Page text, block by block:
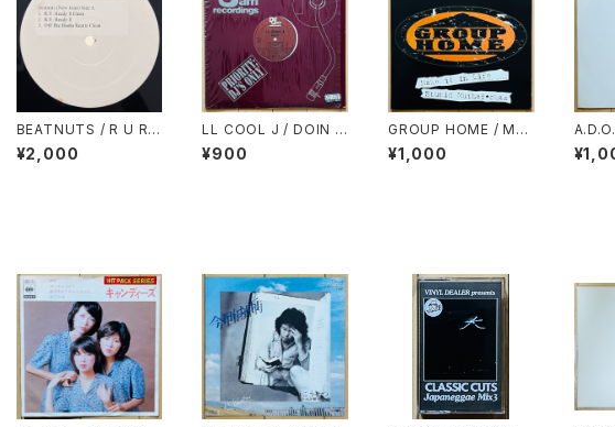
BEATNUTS / R U RE
ADY 2
¥2,000
LL COOL J / DOIN I
T
¥900
GROUP HOME / MA
KE IT IN LIFE
¥1,000
L